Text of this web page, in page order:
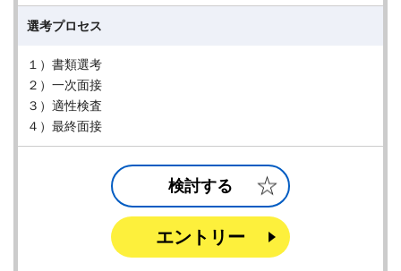
選考プロセス
１）書類選考
２）一次面接
３）適性検査
４）最終面接
検討する
エントリー